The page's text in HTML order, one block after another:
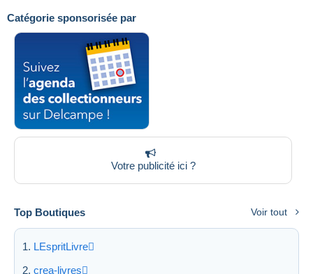
Catégorie sponsorisée par
Votre publicité ici ?
Top Boutiques Voir tout
LEspritLivre
crea-livres